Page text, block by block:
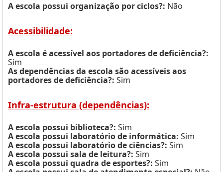
A escola possui organização por ciclos?: Não
Acessibilidade:
A escola é acessível aos portadores de deficiência?:
Sim
As dependências da escola são acessíveis aos
portadores de deficiência?: Sim
Infra-estrutura (dependências):
A escola possui biblioteca?: Sim
A escola possui laboratório de informática: Sim
A escola possui laboratório de ciências?: Sim
A escola possui sala de leitura?: Sim
A escola possui quadra de esportes?: Sim